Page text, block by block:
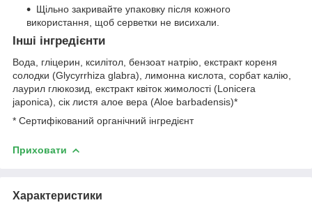
Щільно закривайте упаковку після кожного
використання, щоб серветки не висихали.
Інші інгредієнти
Вода, гліцерин, ксилітол, бензоат натрію, екстракт кореня
солодки (Glycyrrhiza glabra), лимонна кислота, сорбат калію,
лаурил глюкозид, екстракт квіток жимолості (Lonicera
japonica), сік листя алое вера (Aloe barbadensis)*
* Сертифікований органічний інгредієнт
Приховати
Характеристики